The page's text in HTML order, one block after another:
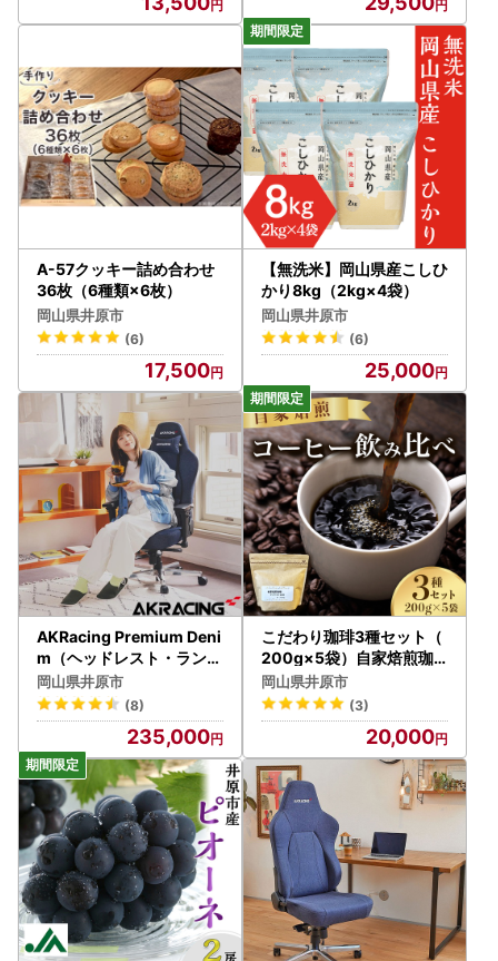
A-57クッキー詰め合わせ
36枚（6種類×6枚）
岡山県井原市
(6)
17,500
【無洗米】岡山県産こしひ
かり8kg（2kg×4袋）
岡山県井原市
(6)
25,000
AKRacing Premium Deni
m（ヘッドレスト・ランバ
ーサポート付き）エーケー
レーシング ゲーミングチ
ェア
岡山県井原市
(8)
235,000
こだわり珈琲3種セット（
200g×5袋）自家焙煎珈
房 藤枝
岡山県井原市
(3)
20,000